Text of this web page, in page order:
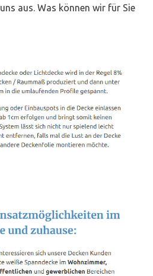
aus. Was können wir für Sie